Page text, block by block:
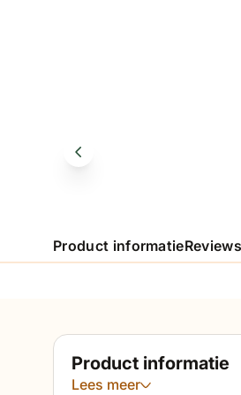
Product informatieReviews
Product informatie
Lees meer